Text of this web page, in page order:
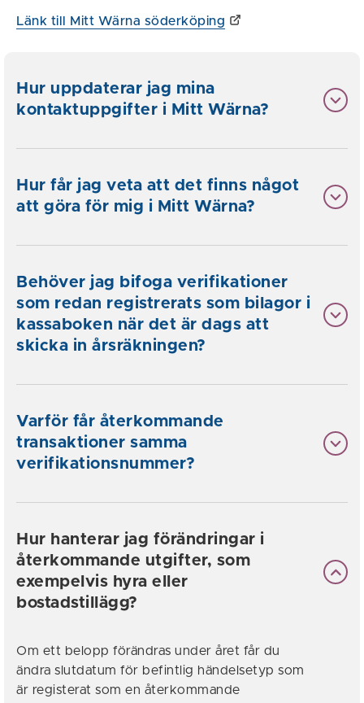
Länk till Mitt Wärna söderköping
Hur uppdaterar jag mina
kontaktuppgifter i Mitt Wärna?
Hur får jag veta att det finns något
att göra för mig i Mitt Wärna?
Behöver jag bifoga verifikationer
som redan registrerats som bilagor i
kassaboken när det är dags att
skicka in årsräkningen?
Varför får återkommande
transaktioner samma
verifikationsnummer?
Hur hanterar jag förändringar i
återkommande utgifter, som
exempelvis hyra eller
bostadstillägg?
Om ett belopp förändras under året får du
ändra slutdatum för befintlig händelsetyp som
är registerat som en återkommande